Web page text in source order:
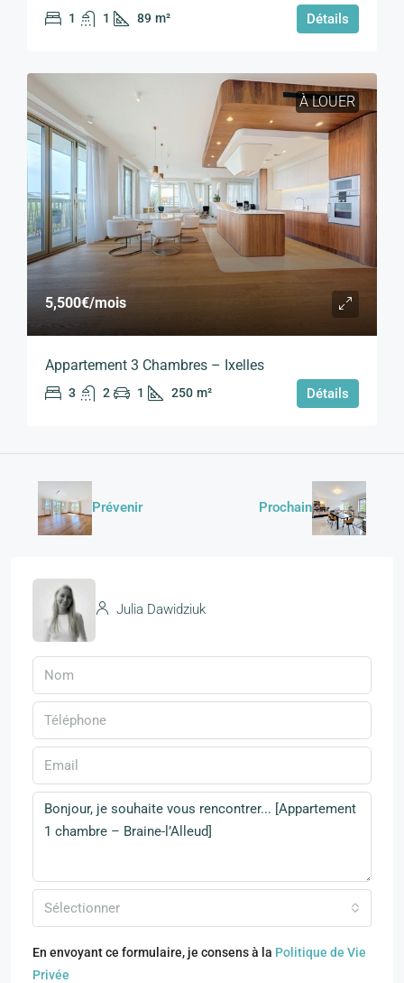
1 1 89 m² Détails
À LOUER
5,500€/mois
Appartement 3 Chambres – Ixelles
3 2 1 250 m² Détails
Prévenir Prochain
Julia Dawidziuk
Sélectionner
En envoyant ce formulaire, je consens à la Politique de Vie
Privée